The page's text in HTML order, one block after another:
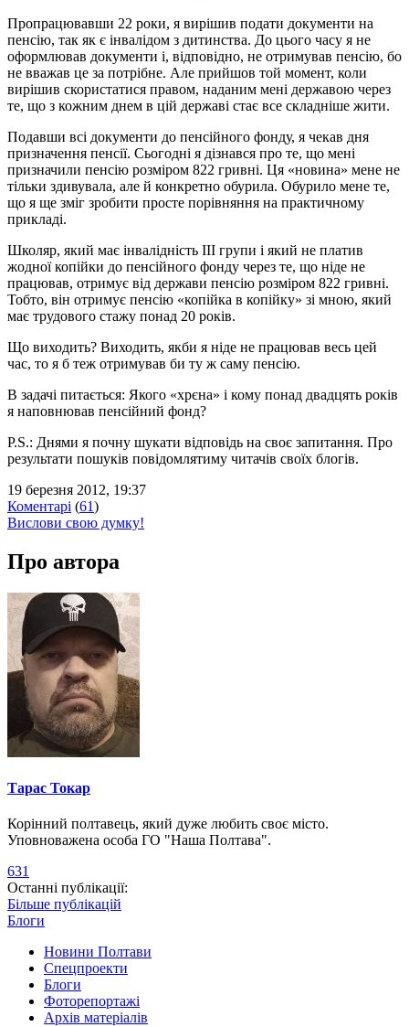
Пропрацювавши 22 роки, я вирішив подати документи на
пенсію, так як є інвалідом з дитинства. До цього часу я не
оформлював документи і, відповідно, не отримував пенсію, бо
не вважав це за потрібне. Але прийшов той момент, коли
вирішив скористатися правом, наданим мені державою через
те, що з кожним днем в цій державі стає все складніше жити.
Подавши всі документи до пенсійного фонду, я чекав дня
призначення пенсії. Сьогодні я дізнався про те, що мені
призначили пенсію розміром 822 гривні. Ця «новина» мене не
тільки здивувала, але й конкретно обурила. Обурило мене те,
що я ще зміг зробити просте порівняння на практичному
прикладі.
Школяр, який має інвалідність ІІІ групи і який не платив
жодної копійки до пенсійного фонду через те, що ніде не
працював, отримує від держави пенсію розміром 822 гривні.
Тобто, він отримує пенсію «копійка в копійку» зі мною, який
має трудового стажу понад 20 років.
Що виходить? Виходить, якби я ніде не працював весь цей
час, то я б теж отримував би ту ж саму пенсію.
В задачі питається: Якого «хрєна» і кому понад двадцять років
я наповнював пенсійний фонд?
P.S.: Днями я почну шукати відповідь на своє запитання. Про
результати пошуків повідомлятиму читачів своїх блогів.
19 березня 2012, 19:37
Коментарі (61)
Вислови свою думку!
Про автора
Тарас Токар
Корінний полтавець, який дуже любить своє місто.
Уповноважена особа ГО "Наша Полтава".
631
Останні публікації:
Більше публікацій
Блоги
Новини Полтави
Спецпроекти
Блоги
Фоторепортажі
Архів матеріалів